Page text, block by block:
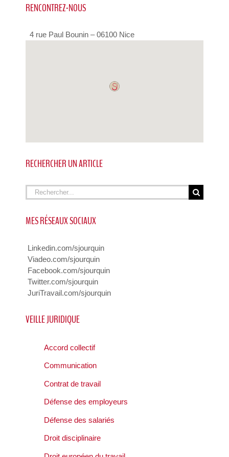
RENCONTREZ-NOUS
4 rue Paul Bounin – 06100 Nice
RECHERCHER UN ARTICLE
Rechercher
MES RÉSEAUX SOCIAUX
Linkedin.com/sjourquin
Viadeo.com/sjourquin
Facebook.com/sjourquin
Twitter.com/sjourquin
JuriTravail.com/sjourquin
VEILLE JURIDIQUE
Accord collectif
Communication
Contrat de travail
Défense des employeurs
Défense des salariés
Droit disciplinaire